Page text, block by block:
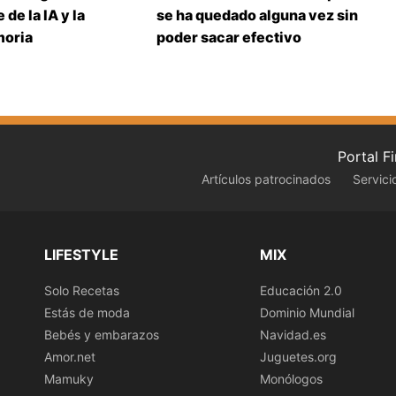
de la IA y la
se ha quedado alguna vez sin
poder sacar efectivo
Portal
Artículos patrocinados
LIFESTYLE
Solo Recetas
Estás de moda
Bebés y embarazos
Amor.net
Mamuky
MIX
Educación 2.0
Dominio Mundial
Navidad.es
Juguetes.org
Monólogos